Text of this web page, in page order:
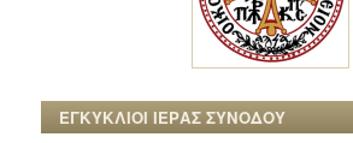
ΕΓΚΥΚΛΙΟΙ ΙΕΡΑΣ ΣΥΝΟΔΟΥ